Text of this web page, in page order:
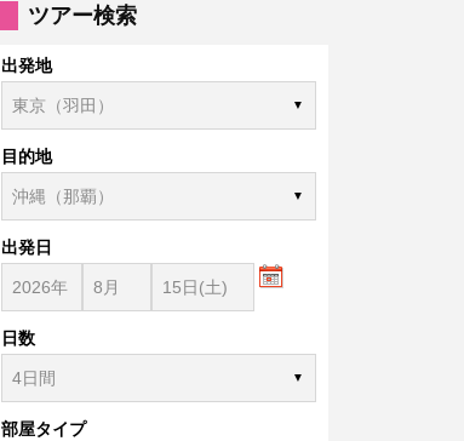
ツアー検索
出発地
目的地
出発日
日数
部屋タイプ